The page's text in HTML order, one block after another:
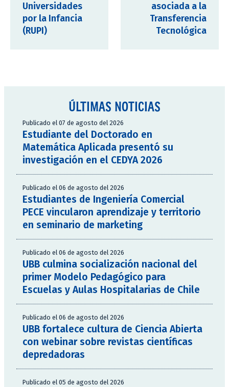
Universidades
por la Infancia
(RUPI)
asociada a la
Transferencia
Tecnológica
ÚLTIMAS NOTICIAS
Publicado el 07 de agosto del 2026
Estudiante del Doctorado en
Matemática Aplicada presentó su
investigación en el CEDYA 2026
Publicado el 06 de agosto del 2026
Estudiantes de Ingeniería Comercial
PECE vincularon aprendizaje y territorio
en seminario de marketing
Publicado el 06 de agosto del 2026
UBB culmina socialización nacional del
primer Modelo Pedagógico para
Escuelas y Aulas Hospitalarias de Chile
Publicado el 06 de agosto del 2026
UBB fortalece cultura de Ciencia Abierta
con webinar sobre revistas científicas
depredadoras
Publicado el 05 de agosto del 2026